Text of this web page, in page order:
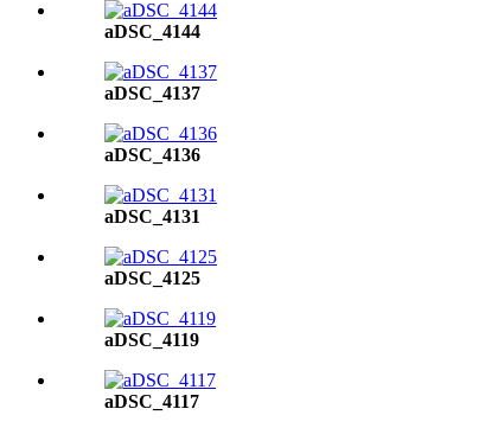
aDSC_4144
aDSC_4137
aDSC_4136
aDSC_4131
aDSC_4125
aDSC_4119
aDSC_4117